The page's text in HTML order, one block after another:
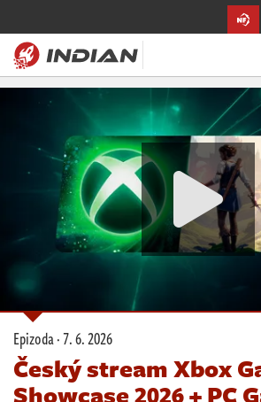
Magazín
Recenze
Soutěže
Databáze
Komunita
Redakce
Epizoda ·7. 6. 2026
Český stream Xbox
Showcase 2026 + PC